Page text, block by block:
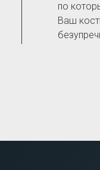
по
Ваш